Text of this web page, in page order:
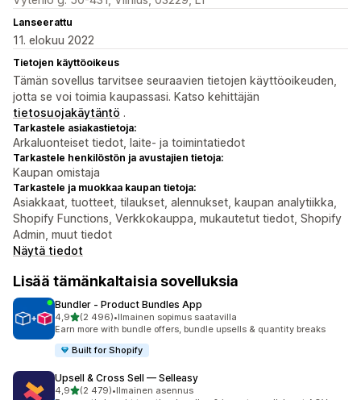
Lanseerattu
11. elokuu 2022
Tietojen käyttöoikeus
Tämän sovellus tarvitsee seuraavien tietojen käyttöoikeuden,
jotta se voi toimia kaupassasi. Katso kehittäjän
tietosuojakäytäntö .
Tarkastele asiakastietoja:
Arkaluonteiset tiedot, laite- ja toimintatiedot
Tarkastele henkilöstön ja avustajien tietoja:
Kaupan omistaja
Tarkastele ja muokkaa kaupan tietoja:
Asiakkaat, tuotteet, tilaukset, alennukset, kaupan analytiikka,
Shopify Functions, Verkkokauppa, mukautetut tiedot, Shopify
Admin, muut tiedot
Näytä tiedot
Lisää tämänkaltaisia sovelluksia
Bundler ‑ Product Bundles App
4,9/ 5 tähteä
(2 496)
2496 arvostelua yhteensä
•Ilmainen sopimus saatavilla
Earn more with bundle offers, bundle upsells & quantity breaks
Built for Shopify
Upsell & Cross Sell — Selleasy
4,9/ 5 tähteä
(2 479)
2479 arvostelua yhteensä
•Ilmainen asennus